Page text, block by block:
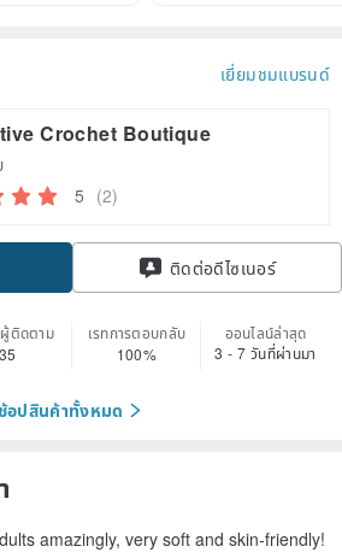
เยี่ยมชมแบรนด์
Crochet Boutique
5 (2)
ติดต่อดีไซเนอร์
ติดตาม
35
เรทการตอบกลับ
100%
ออนไลน์ล่าสุด
3 - 7 วันที่ผ่านมา
อปสินค้าทั้งหมด
amazingly, very soft and skin-friendly!